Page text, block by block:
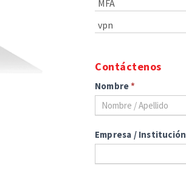
MFA
vpn
Contáctenos
Nombre*
Empresa / Institución